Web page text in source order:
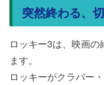
突然終わる、
ロッキー3は、映画
ます。
ロッキーがクラバー